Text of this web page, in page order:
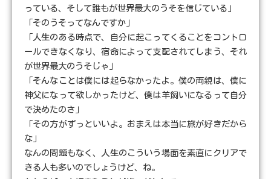
っている、そして誰もが世界最大のうそを信じている」
「そのうそってなんですか」
「人生のある時点で、自分に起こってくることをコントロ
ールできなくなり、宿命によって支配されてしまう、それ
が世界最大のうそじゃ」
「そんなことは僕には起らなかったよ。僕の両親は、僕に
神父になって欲しかったけど、僕は羊飼いになるって自分
で決めたのさ」
「その方がずっといいよ。おまえは本当に旅が好きだから
な」
なんの問題もなく、人生のこういう場面を素直にクリアで
きる人も多いのでしょうけど、ね。